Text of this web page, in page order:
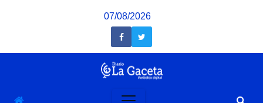
07/08/2026